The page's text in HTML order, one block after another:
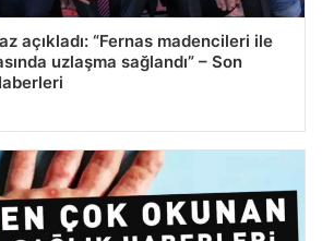
açıkladı: “Fernas madencileri ile
uzlaşma sağlandı” – Son